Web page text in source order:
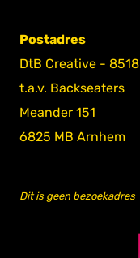
Postadres
DtB Creative - 8518
t.a.v. Backseaters
Meander 151
6825 MB Arnhem
Dit is geen bezoekadres